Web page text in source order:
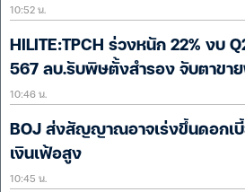
10:52 น.
HILITE:TPCH ร่วงหนัก 22% งบ
567 ลบ.รับพิษตั้งสำรอง จับตาขา
10:46 น.
BOJ ส่งสัญญาณอาจเร่งขึ้นดอกเ
เงินเฟ้อสูง
10:45 น.